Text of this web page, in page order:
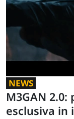
NEWS
M3GAN
esclusiva in